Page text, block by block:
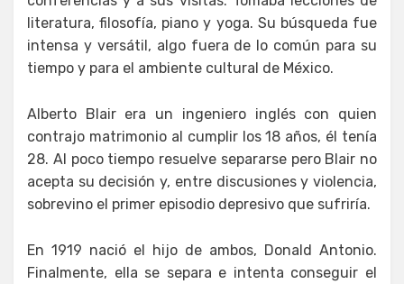
literatura, filosofía, piano y yoga. Su búsqueda fue
intensa y versátil, algo fuera de lo común para su
tiempo y para el ambiente cultural de México.
Alberto Blair era un ingeniero inglés con quien
contrajo matrimonio al cumplir los 18 años, él tenía
28. Al poco tiempo resuelve separarse pero Blair no
acepta su decisión y, entre discusiones y violencia,
sobrevino el primer episodio depresivo que sufriría.
En 1919 nació el hijo de ambos, Donald Antonio.
Finalmente, ella se separa e intenta conseguir el